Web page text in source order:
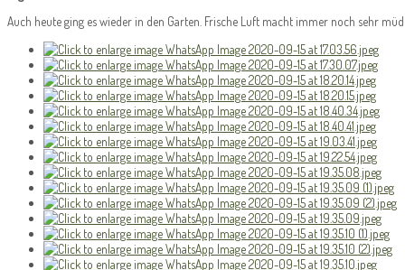
Auch heute ging es wieder in den Garten. Frische Luft macht immer noch sehr